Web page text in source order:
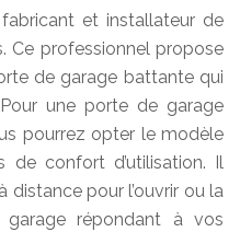
fabricant et installateur de
Ce professionnel propose
de garage battante qui
une porte de garage
pourrez opter le modèle
de confort d’utilisation. Il
distance pour l’ouvrir ou la
répondant à vos